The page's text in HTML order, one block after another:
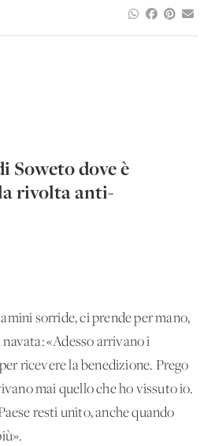
Soweto dove è
rivolta anti-
sorride, ci prende per mano,
«Adesso arrivano i
ricevere la benedizione. Prego
mai quello che ho vissuto io.
resti unito, anche quando